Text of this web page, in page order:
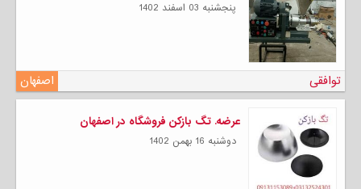
پنجشنبه 03 اسفند 1402
اصفهان توافقی
عرضه. تگ بازکن فروشگاه در اصفهان
دوشنبه 16 بهمن 1402